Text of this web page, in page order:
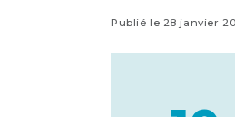
Publié le 28 janvier